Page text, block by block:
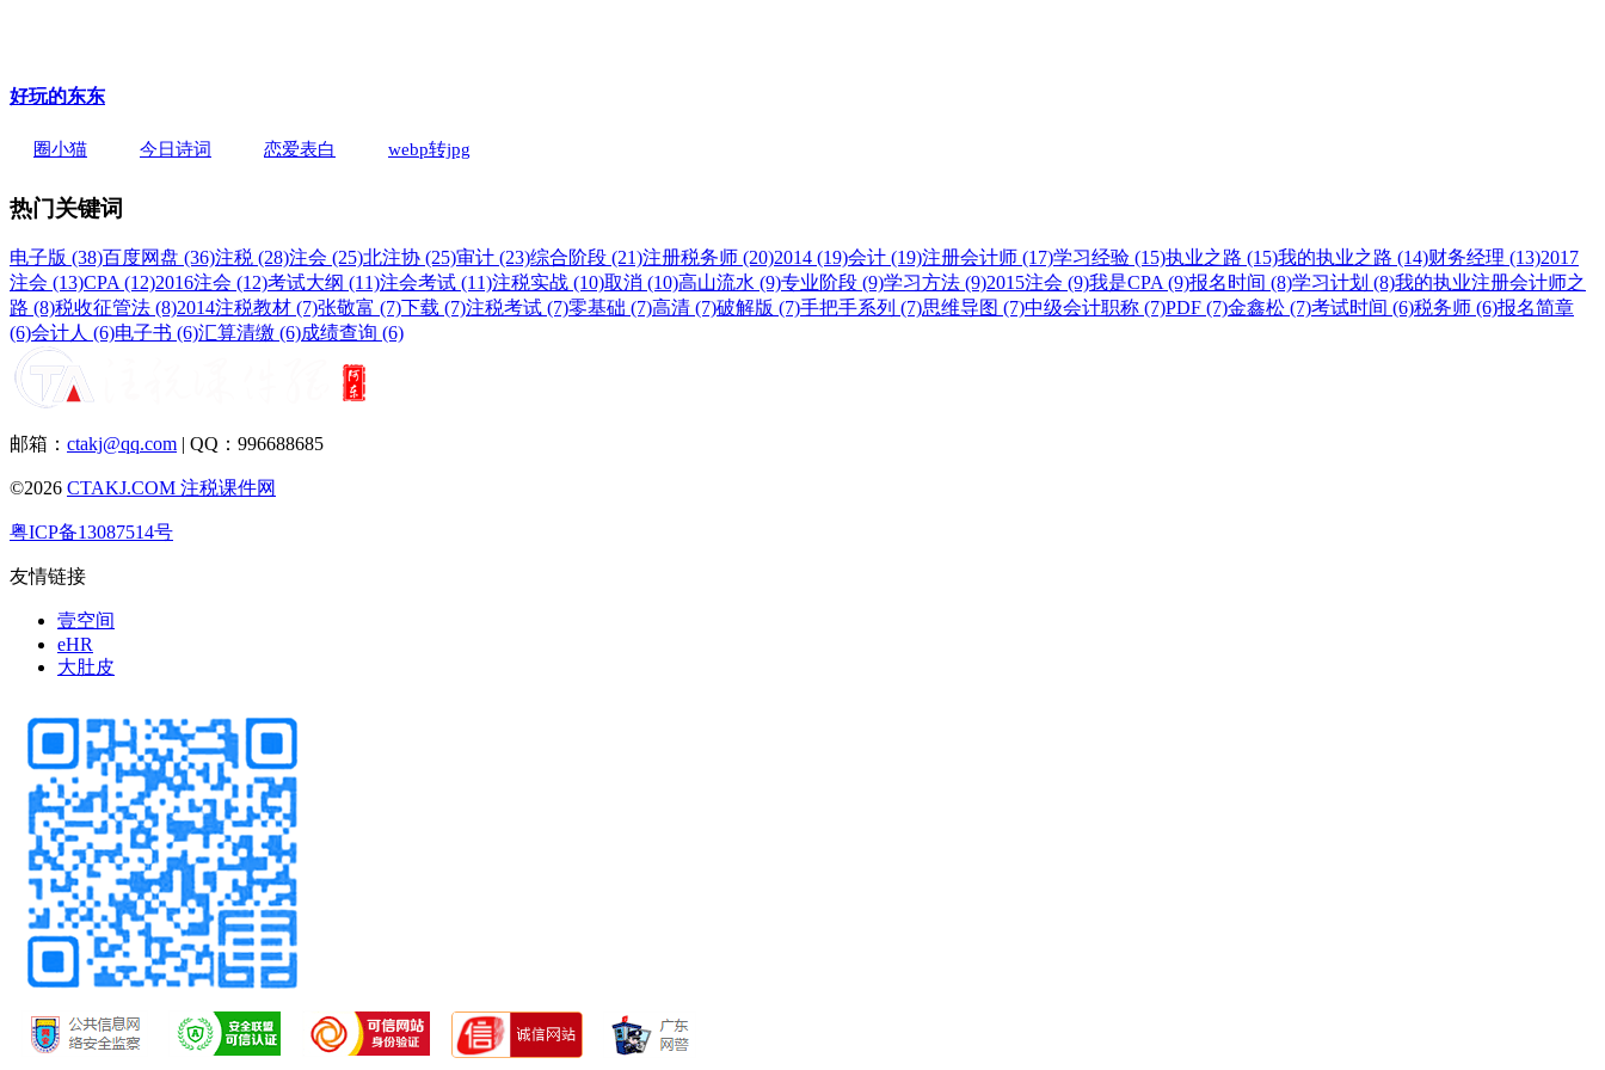
好玩的东东
圈小猫 今日诗词 恋爱表白 webp转jpg
热门关键词
电子版 (38)百度网盘 (36)注税 (28)注会 (25)北注协 (25)审计 (23)综合阶段 (21)注册税务师 (20)2014 (19)会计 (19)注册会计师 (17)学习经验 (15)执业之路 (15)我的执业之路 (14)财务经理 (13)2017
注会 (13)CPA (12)2016注会 (12)考试大纲 (11)注会考试 (11)注税实战 (10)取消 (10)高山流水 (9)专业阶段 (9)学习方法 (9)2015注会 (9)我是CPA (9)报名时间 (8)学习计划 (8)我的执业注册会计师之
路 (8)税收征管法 (8)2014注税教材 (7)张敬富 (7)下载 (7)注税考试 (7)零基础 (7)高清 (7)破解版 (7)手把手系列 (7)思维导图 (7)中级会计职称 (7)PDF (7)金鑫松 (7)考试时间 (6)税务师 (6)报名简章
(6)会计人 (6)电子书 (6)汇算清缴 (6)成绩查询 (6)
邮箱： ctakj@qq.com | QQ：996688685
©2026 CTAKJ.COM 注税课件网
粤ICP备13087514号
友情链接
壹空间
eHR
大肚皮